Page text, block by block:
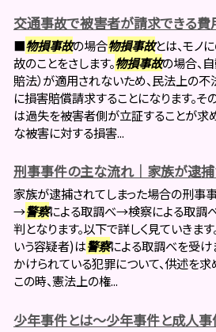
交通事故で被害者が請求できる費
■物損事故の場合物損事故とは、モノ
故のことをさします。物損事故の場合、
賠法）が適用されないため、民法上の
に損害賠償請求することになります。そ
は過失を被害者側が立証することが求
な被害に対する損害...
刑事事件の主な流れ｜家族が逮捕
家族が逮捕されてしまった場合の刑事
→警察による取調べ→検察による取
判となります。以下で詳しく見ていきま
いう容疑者)は警察による取調べを受け
かけられている犯罪について、供述を求
この時、憲法上の権...
少年事件とは～少年事件と成人